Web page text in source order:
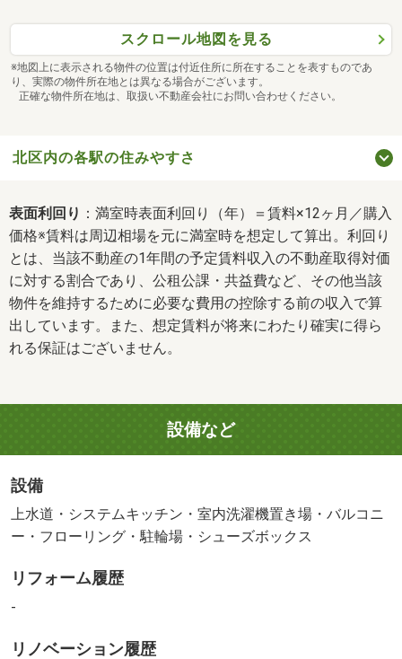
スクロール地図を見る
※地図上に表示される物件の位置は付近住所に所在することを表すものであ
り、実際の物件所在地とは異なる場合がございます。
正確な物件所在地は、取扱い不動産会社にお問い合わせください。
北区内の各駅の住みやすさ
表面利回り ：満室時表面利回り（年）＝賃料×12ヶ月／購入
価格※賃料は周辺相場を元に満室時を想定して算出。利回り
とは、当該不動産の1年間の予定賃料収入の不動産取得対価
に対する割合であり、公租公課・共益費など、その他当該
物件を維持するために必要な費用の控除する前の収入で算
出しています。また、想定賃料が将来にわたり確実に得ら
れる保証はございません。
設備など
設備
上水道・システムキッチン・室内洗濯機置き場・バルコニ
ー・フローリング・駐輪場・シューズボックス
リフォーム履歴
-
リノベーション履歴